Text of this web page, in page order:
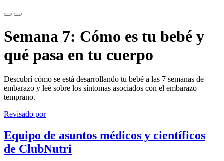
Semana 7: Cómo es tu bebé y
qué pasa en tu cuerpo
Descubrí cómo se está desarrollando tu bebé a las 7 semanas de
embarazo y leé sobre los síntomas asociados con el embarazo
temprano.
Revisado por
Equipo de asuntos médicos y científicos
de ClubNutri